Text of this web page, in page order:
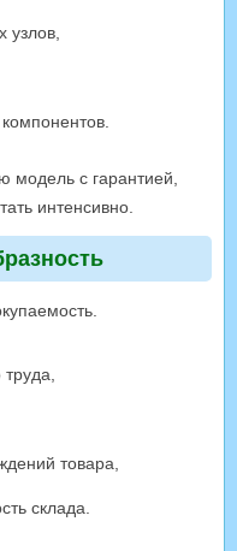
узлов,
модель с гарантией,
интенсивно.
товара,
склада.